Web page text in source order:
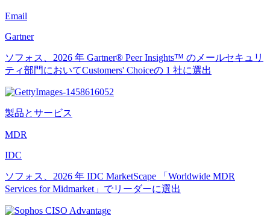
Email
Gartner
ソフォス、2026 年 Gartner® Peer Insights™ のメールセキュリ
ティ部門においてCustomers' Choiceの 1 社に選出
製品とサービス
MDR
IDC
ソフォス、2026 年 IDC MarketScape 「Worldwide MDR
Services for Midmarket」でリーダーに選出